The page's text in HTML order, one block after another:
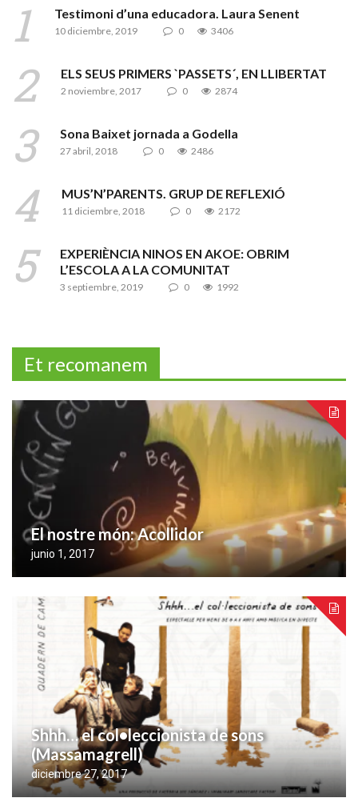
Testimoni d’una educadora. Laura Senent
10 diciembre, 2019 0 3406
ELS SEUS PRIMERS `PASSETS´, EN LLIBERTAT
2 noviembre, 2017 0 2874
Sona Baixet jornada a Godella
27 abril, 2018 0 2486
MUS’N’PARENTS. GRUP DE REFLEXIÓ
11 diciembre, 2018 0 2172
EXPERIÈNCIA NINOS EN AKOE: OBRIM
L’ESCOLA A LA COMUNITAT
3 septiembre, 2019 0 1992
Et recomanem
El nostre món: Acollidor
junio 1, 2017
Shhh… el col•leccionista de sons
(Massamagrell)
diciembre 27, 2017